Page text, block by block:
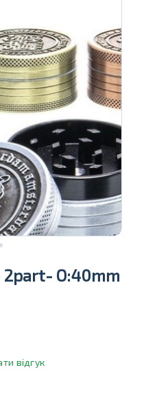
2part- O:40mm
відгук